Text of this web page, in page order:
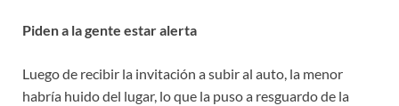
Piden a la gente estar alerta
Luego de recibir la invitación a subir al auto, la menor
habría huido del lugar, lo que la puso a resguardo de la